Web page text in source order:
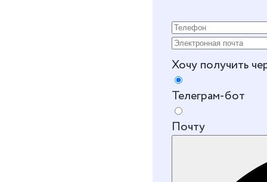
Хочу получить
Телеграм-бот
Почту